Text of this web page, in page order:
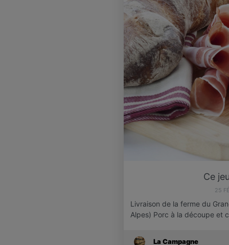
Ce
25
Livraison de la ferme du
Alpes) Porc à la découpe et
La Campagne